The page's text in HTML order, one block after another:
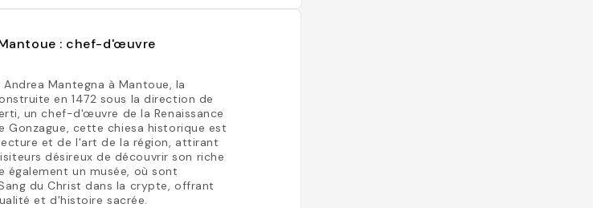
: chef-d'œuvre
Mantegna à Mantoue, la
en 1472 sous la direction de
un chef-d'œuvre de la Renaissance
Gonzague, cette chiesa historique est
et de l'art de la région, attirant
désireux de découvrir son riche
également un musée, où sont
du Christ dans la crypte, offrant
et d'histoire sacrée.